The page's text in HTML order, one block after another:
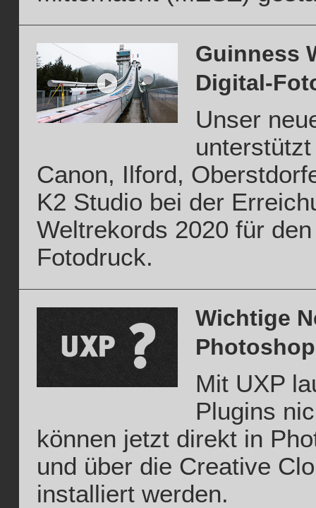
Guinness
Digital-
Unser
Canon, Ilford,
K2 Studio bei der
Weltrekords 2020 für
Fotodruck.
Wichtige
Photoshop
Mit UXP
Plugins
können jetzt direkt in
und über die Creative
installiert werden.